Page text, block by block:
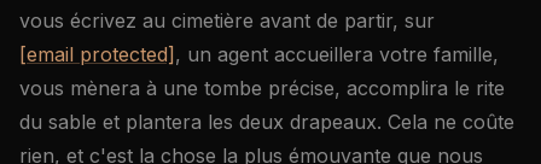
vous écrivez au cimetière avant de partir, sur
[email protected] , un agent accueillera votre famille,
vous mènera à une tombe précise, accomplira le rite
du sable et plantera les deux drapeaux. Cela ne coûte
rien, et c'est la chose la plus émouvante que nous